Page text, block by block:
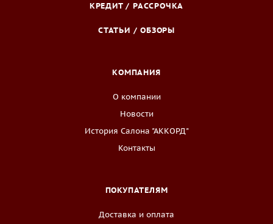
КРЕДИТ / РАССРОЧКА
СТАТЬИ / ОБЗОРЫ
КОМПАНИЯ
О компании
Новости
История Салона "АККОРД"
Контакты
ПОКУПАТЕЛЯМ
Доставка и оплата